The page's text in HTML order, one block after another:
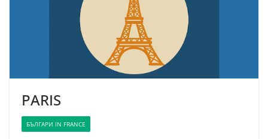
PARIS
БЪЛГАРИ IN FRANCE